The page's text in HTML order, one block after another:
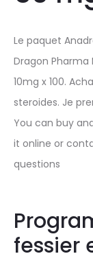
Le paquet
Dragon Pharma
10mg x 100.
steroides. Je
You can buy
it online or
questions
fessier